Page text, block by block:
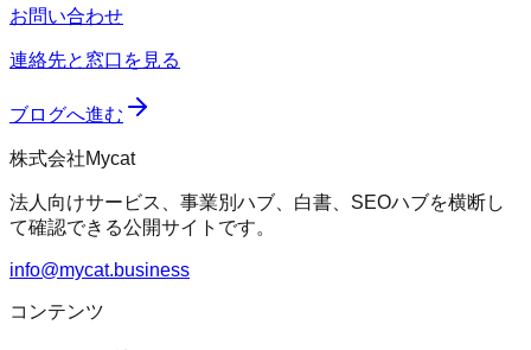
お問い合わせ
連絡先と窓口を見る
ブログへ進む
株式会社Mycat
法人向けサービス、事業別ハブ、白書、SEOハブを横断し
て確認できる公開サイトです。
info@mycat.business
コンテンツ